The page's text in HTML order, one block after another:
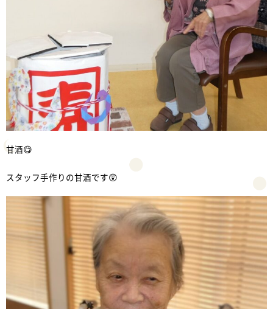
甘酒😋
スタッフ手作りの甘酒です😲